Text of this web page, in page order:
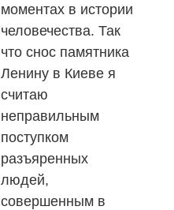
моментах в истории
человечества. Так
что снос памятника
Ленину в Киеве я
считаю
неправильным
поступком
разъяренных
людей,
совершенным в